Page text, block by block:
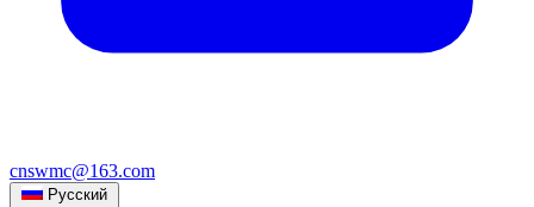
cnswmc@163.com
Русский